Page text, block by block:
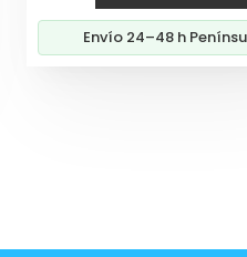
Envío 24–48 h